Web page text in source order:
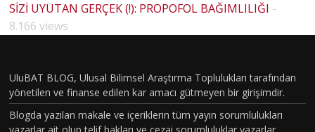
SİZİ UYUTAN GERÇEK (!): PROPOFOL BAĞIMLILIĞI -
8.166 views
UluBAT BLOG, Ulusal Bilimsel Araştırma Toplulukları tarafından
yönetilen ve finanse edilen kar amacı gütmeyen bir girişimdir.
Blogda yazılan makale ve içeriklerin tüm yayın sorumlulukları
HOUSE
MD
BÖLÜM
VAKASI
GERÇEK